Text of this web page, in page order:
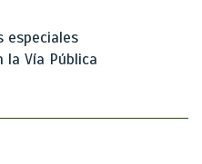
especiales
la Vía Pública